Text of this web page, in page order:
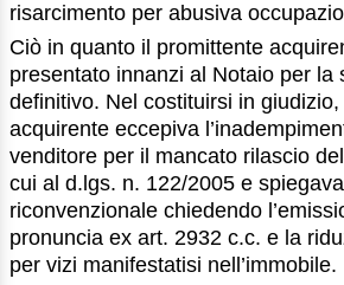
risarcimento per abusiva
Ciò in quanto il promittente
presentato innanzi al Notaio per la
definitivo. Nel costituirsi in
acquirente eccepiva
venditore per il mancato rilascio
cui al d.lgs. n. 122/2005 e
riconvenzionale chiedendo
pronuncia ex art. 2932 c.c. e la
per vizi manifestatisi nell’immobile.